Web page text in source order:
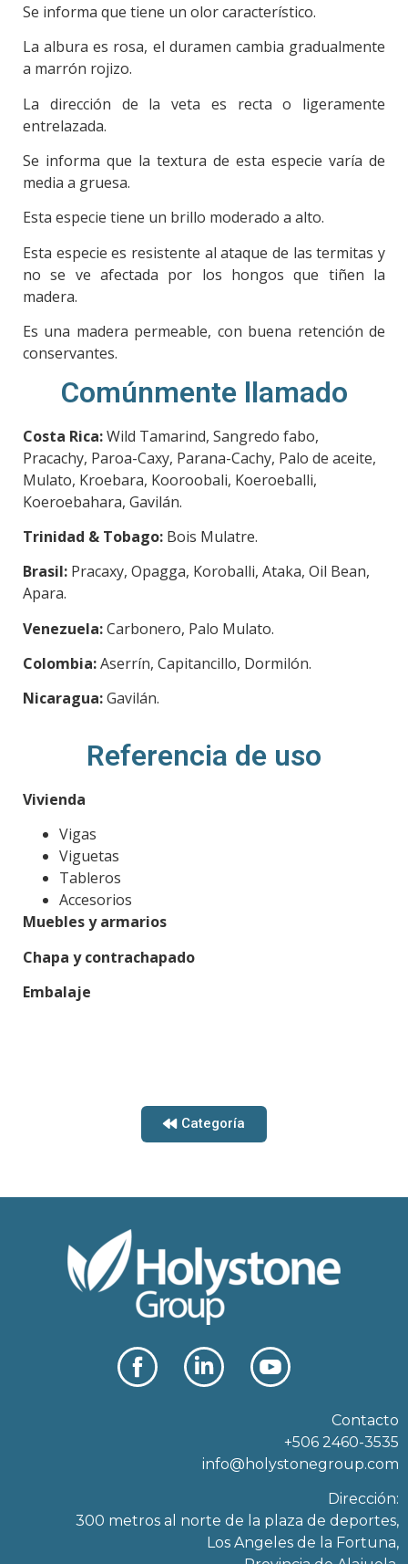
Se informa que tiene un olor característico.
La albura es rosa, el duramen cambia gradualmente
a marrón rojizo.
La dirección de la veta es recta o ligeramente
entrelazada.
Se informa que la textura de esta especie varía de
media a gruesa.
Esta especie tiene un brillo moderado a alto.
Esta especie es resistente al ataque de las termitas y
no se ve afectada por los hongos que tiñen la
madera.
Es una madera permeable, con buena retención de
conservantes.
Comúnmente llamado
Costa Rica:Wild Tamarind, Sangredo fabo,
Pracachy, Paroa-Caxy, Parana-Cachy, Palo de aceite,
Mulato, Kroebara, Kooroobali, Koeroeballi,
Koeroebahara, Gavilán.
Trinidad & Tobago: Bois Mulatre.
Brasil: Pracaxy, Opagga, Koroballi, Ataka, Oil Bean,
Apara.
Venezuela:Carbonero, Palo Mulato.
Colombia:Aserrín, Capitancillo, Dormilón.
Nicaragua:Gavilán.
Referencia de uso
Vivienda
Vigas
Viguetas
Tableros
Accesorios
Muebles y armarios
Chapa y contrachapado
Embalaje
Categoría
Contacto
+506 2460-3535
info@holystonegroup.com
Dirección:
300 metros al norte de la plaza de deportes,
Los Angeles de la Fortuna,